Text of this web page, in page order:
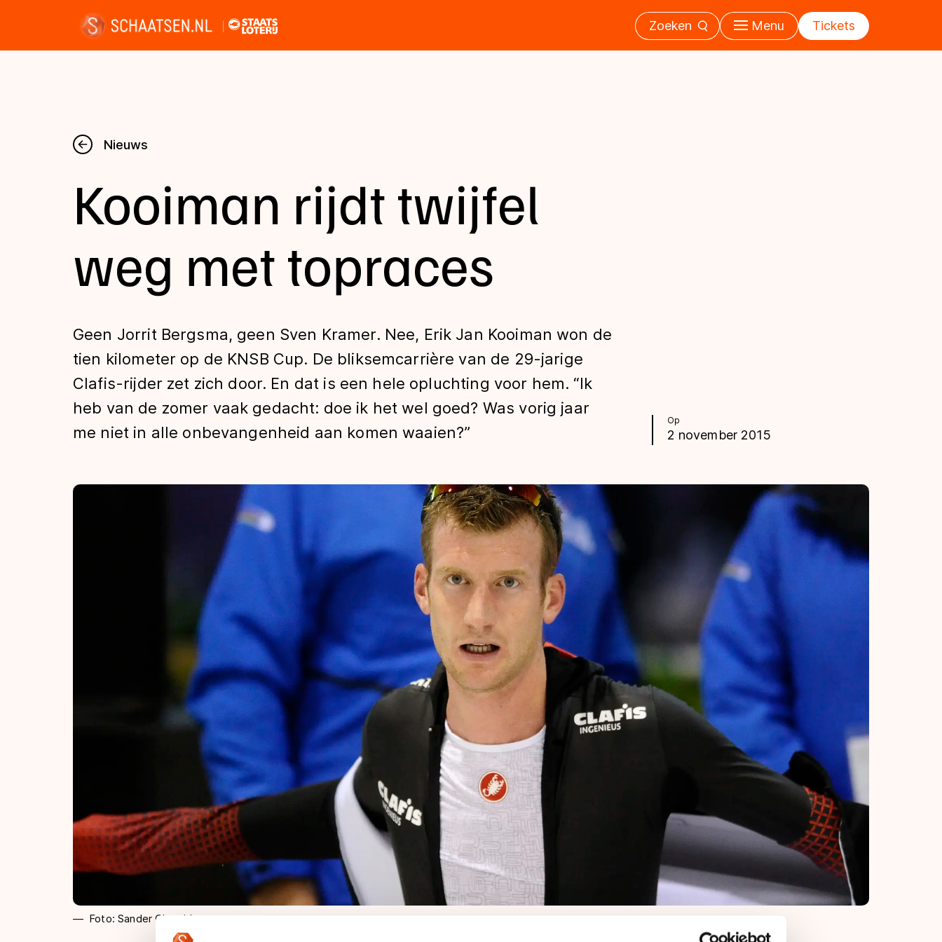
Zoeken Menu Tickets
Nieuws
Kalender
Uitslagen
Tijden & historie
De weg op
Schaatsfans
Olympische Spelen
Nieuws
Op
2 november 2015
Kooiman rijdt twijfel
weg met topraces
Geen Jorrit Bergsma, geen Sven Kramer. Nee, Erik Jan Kooiman won de
tien kilometer op de KNSB Cup. De bliksemcarrière van de 29-jarige
Clafis-rijder zet zich door. En dat is een hele opluchting voor hem. “Ik
heb van de zomer vaak gedacht: doe ik het wel goed? Was vorig jaar
me niet in alle onbevangenheid aan komen waaien?”
Foto: Sander Chamid